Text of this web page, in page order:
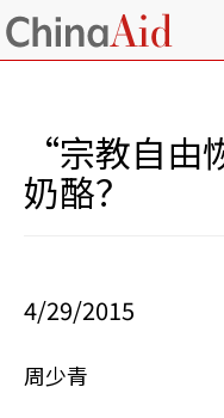
“宗教自
奶酪？
4/29/2015
周少青